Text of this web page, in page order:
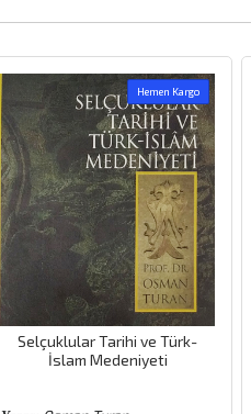
Hemen Kargo
Selçuklular Tarihi ve Türk-
İslam Medeniyeti